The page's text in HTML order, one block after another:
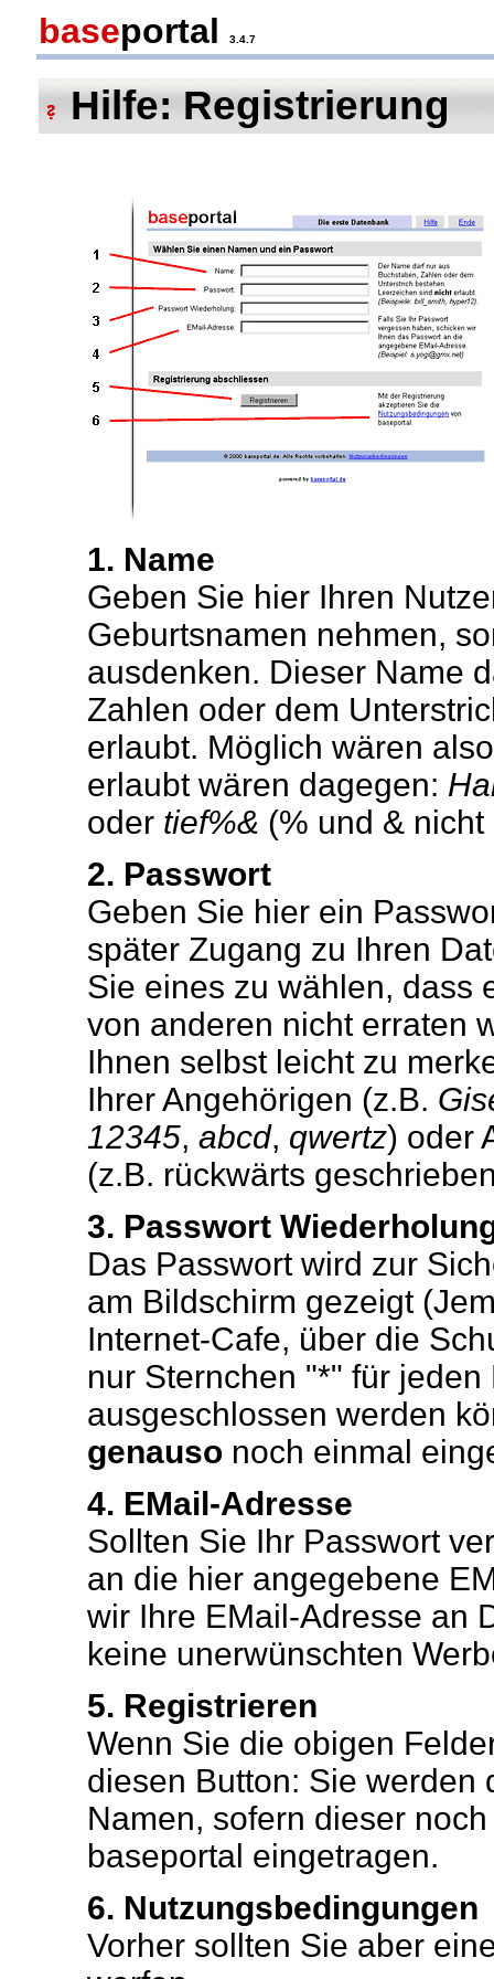
baseportal 3.4.7
Hilfe: Registrierung
1. Name
Geben Sie hier Ihren
Geburtsnamen nehmen,
ausdenken. Dieser Name
Zahlen oder dem
erlaubt. Möglich wären
erlaubt wären dagegen:
oder tief%& (% und & nicht
2. Passwort
Geben Sie hier ein
später Zugang zu Ihren
Sie eines zu wählen, dass
von anderen nicht erraten
Ihnen selbst leicht zu
Ihrer Angehörigen (z.B.
12345, abcd, qwertz) oder
(z.B. rückwärts
3. Passwort
Das Passwort wird zur
am Bildschirm gezeigt
Internet-Cafe, über die
nur Sternchen "*" für
ausgeschlossen werden
genausonoch einmal
4. EMail-Adresse
Sollten Sie Ihr Passwort
an die hier angegebene
wir Ihre EMail-Adresse an
keine unerwünschten
5. Registrieren
Wenn Sie die obigen
diesen Button: Sie werden
Namen, sofern dieser
baseportal eingetragen.
6. Nutzungsbedingungen
Vorher sollten Sie aber